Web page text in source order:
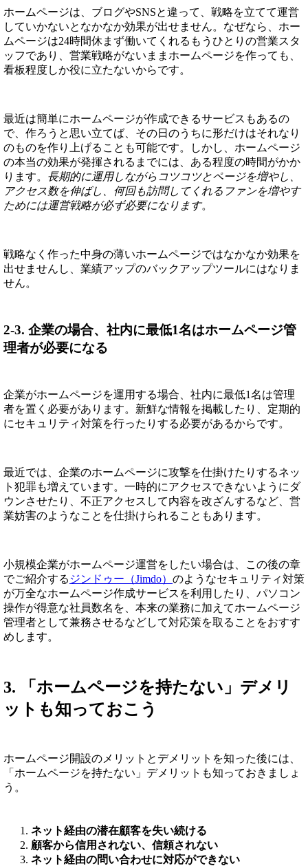
ホームページは、ブログやSNSと違って、戦略を立てて運営
していかないとなかなか効果が出せません。なぜなら、ホー
ムページは24時間休まず働いてくれるもうひとりの営業スタ
ッフであり、営業戦略がないままホームページを作っても、
看板程度しか役に立たないからです。
最近は簡単にホームページが作成できるサービスもあるの
で、作ろうと思い立てば、その日のうちに形だけはそれなり
のものを作り上げることも可能です。しかし、ホームページ
の本当の効果が発揮されるまでには、ある程度の時間がかか
ります。 長期的に運用しながらコツコツとページを増やし、
アクセス数を伸ばし、何回も訪問してくれるファンを増やす
ためには運営戦略が必ず必要になります。
戦略なく作った中身の薄いホームページではなかなか効果を
出せませんし、業績アップのバックアップツールにはなりま
せん。
2-3. 企業の場合、社内に最低1名はホームページ管
理者が必要になる
企業がホームページを運用する場合、社内に最低1名は管理
者を置く必要があります。新鮮な情報を掲載したり、定期的
にセキュリティ対策を行ったりする必要があるからです。
最近では、企業のホームページに攻撃を仕掛けたりするネッ
ト犯罪も増えています。一時的にアクセスできないようにダ
ウンさせたり、不正アクセスして内容を改ざんするなど、営
業妨害のようなことを仕掛けられることもあります。
小規模企業がホームページ運営をしたい場合は、この後の章
でご紹介する ジンドゥー（Jimdo） のようなセキュリティ対策
が万全なホームページ作成サービスを利用したり、パソコン
操作が得意な社員数名を、本来の業務に加えてホームページ
管理者として兼務させるなどして対応策を取ることをおすす
めします。
3. 「ホームページを持たない」デメリ
ットも知っておこう
ホームページ開設のメリットとデメリットを知った後には、
「ホームページを持たない」デメリットも知っておきましょ
う。
ネット経由の潜在顧客を失い続ける
顧客から信用されない、信頼されない
ネット経由の問い合わせに対応ができない